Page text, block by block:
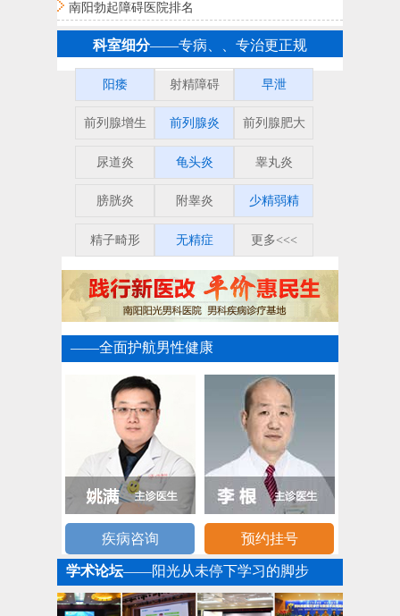
南阳勃起障碍医院排名
科室细分——专病、、专治更正规
阳痿 射精障碍 早泄
前列腺增生 前列腺炎 前列腺肥大
尿道炎 龟头炎 睾丸炎
膀胱炎 附睾炎 少精弱精
精子畸形 无精症 更多<<<
——全面护航男性健康
疾病咨询 预约挂号
学术论坛——阳光从未停下学习的脚步